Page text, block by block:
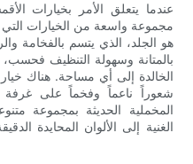
عندما يتعلق الأمر بخيارات
مجموعة واسعة من الخيارات التي
هو الجلد، الذي يتسم بالفخامة
بالمتانة وسهولة التنظيف
الخالدة إلى أي مساحة. هناك
شعوراً ناعماً وفخماً على غرفة
المخملية الحديثة بمجموعة
الغنية إلى الألوان المحايدة